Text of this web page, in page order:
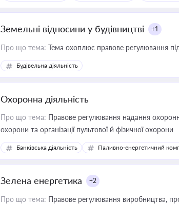
Земельні відносини у будівництві +1
Про що тема: Тема охоплює правове регулювання
Будівельна діяльність
Охоронна діяльність
Про що тема: Правове регулювання надання
охорони та організації пультової й фізичної охорони
Банківська діяльність Паливно-енергетичний
Зелена енергетика +2
Про що тема: Правове регулювання виробництва,